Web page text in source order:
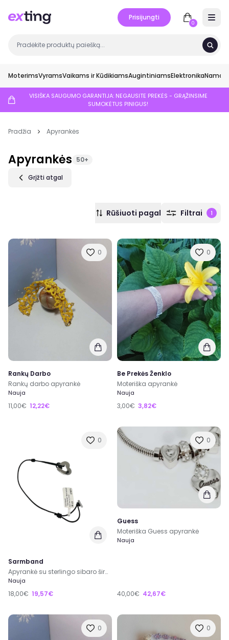
Prisijungti
0
MoterimsVyramsVaikams ir KūdikiamsAugintiniamsElektronikaNamai
VISIŠKA SAUGUMO GARANTIJA: NEGAUSITE PREKĖS - GRĄŽINSIME
SUMOKĖTUS PINIGUS!
Pradžia Apyrankės
Apyrankės 50+
Grįžti atgal
Rūšiuoti pagal Filtrai 1
0
Rankų Darbo
Rankų darbo apyrankė
Nauja
11,00€ 12,22€
0
Be Prekės Ženklo
Moteriška apyrankė
Nauja
3,00€ 3,82€
0
Sarmband
Apyrankė su sterlingo sibaro širdele, 18 cm
Nauja
18,00€ 19,57€
0
Guess
Moteriška Guess apyrankė
Nauja
40,00€ 42,67€
0 0